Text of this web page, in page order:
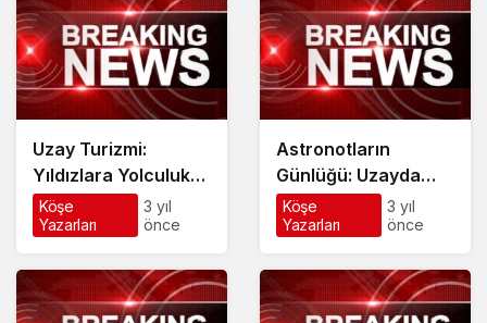
Uzay Turizmi:
Yıldızlara Yolculuk
Yaklaşıyor
Köşe
Yazarları
3 yıl
önce
Astronotların
Günlüğü: Uzayda
Hayat
Köşe
Yazarları
3 yıl
önce